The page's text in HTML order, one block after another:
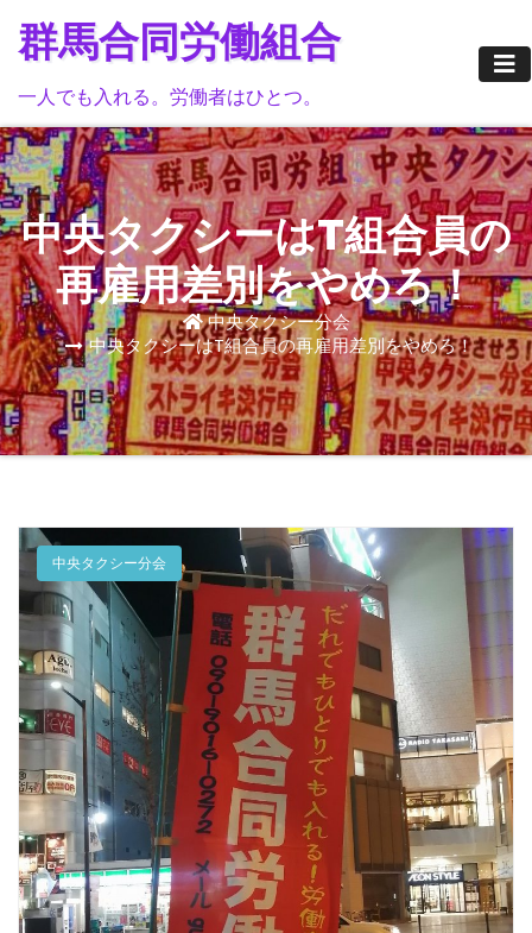
群馬合同労働組合
一人でも入れる。労働者はひとつ。
中央タクシーはT組合員の
再雇用差別をやめろ！
中央タクシー分会
中央タクシーはT組合員の再雇用差別をやめろ！
中央タクシー分会